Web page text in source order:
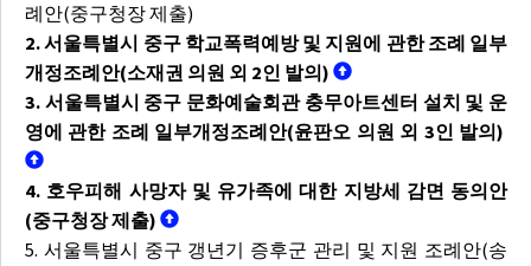
례안(중구청장 제출)
2. 서울특별시 중구 학교폭력예방 및 지원에 관한 조례 일부
개정조례안(소재권 의원 외 2인 발의)
3. 서울특별시 중구 문화예술회관 충무아트센터 설치 및 운
영에 관한 조례 일부개정조례안(윤판오 의원 외 3인 발의)
4. 호우피해 사망자 및 유가족에 대한 지방세 감면 동의안
(중구청장 제출)
5. 서울특별시 중구 갱년기 증후군 관리 및 지원 조례안(송